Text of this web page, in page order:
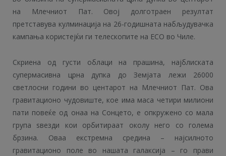
на Млечниот Пат. Овој долготраен резултат
претставува кулминација на 26-годишната набљудувачка
кампања користејќи ги телескопите на ЕСО во Чиле.
Скриена од густи облаци на прашина, најблиската
супермасивна црна дупка до Земјата лежи 26000
светлосни години во центарот на Млечниот Пат. Ова
гравитационо чудовиште, кое има маса четири милиони
пати повеќе од онаа на Сонцето, е опкружено со мала
група ѕвезди кои орбитираат околу него со голема
брзина. Оваа екстремна средина – најсилното
гравитационо поле во нашата галаксија – го прави